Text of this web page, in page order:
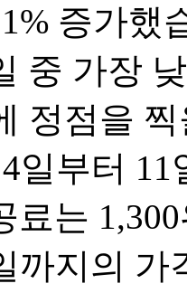
증가했
중 가장
정점을
일부터
료는
까지의 가